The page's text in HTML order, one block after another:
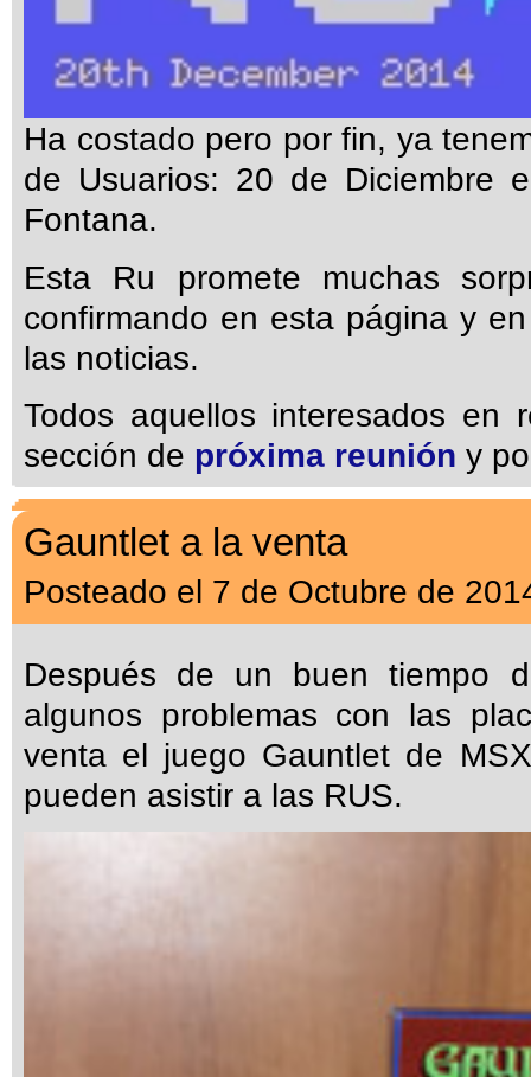
Ha costado pero por fin, ya
de Usuarios: 20 de Diciembre
Fontana.
Esta Ru promete muchas
confirmando en esta página y
las noticias.
Todos aquellos interesados
sección de próxima reunión y
Gauntlet a la venta
Posteado el 7 de Octubre de
Después de un buen tiempo
algunos problemas con las
venta el juego Gauntlet de
pueden asistir a las RUS.